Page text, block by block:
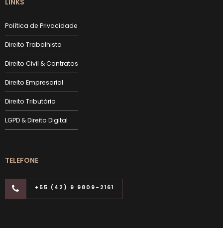
Política de Privacidade
Direito Trabalhista
Direito Civil & Contratos
Direito Empresarial
Direito Tributário
LGPD & Direito Digital
TELEFONE
+55 (42) 9 9809-2161